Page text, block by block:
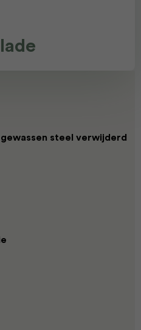
gewassen steel verwijderd